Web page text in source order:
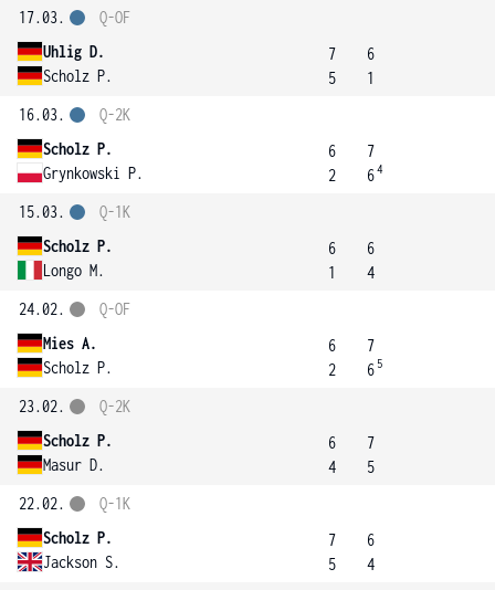
17.03.
Uhlig D.
Scholz P.
Q-OF
7
5
6
1
16.03.
Scholz P.
Grynkowski P.
Q-2K
6
2
7
64
15.03.
Scholz P.
Longo M.
Q-1K
6
1
6
4
24.02.
Mies A.
Scholz P.
Q-OF
6
2
7
6 5
23.02.
Scholz P.
Masur D.
Q-2K
6
4
7
5
22.02.
Scholz P.
Jackson S.
Q-1K
7
5
6
4